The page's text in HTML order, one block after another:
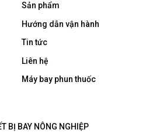
BỊ BAY NÔNG NGHIỆP
Sản phẩm
Hướng dẫn vận hành
Tin tức
Liên hệ
Máy bay phun thuốc